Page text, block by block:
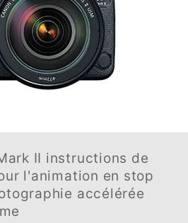
II instructions de
l'animation en stop
accélérée